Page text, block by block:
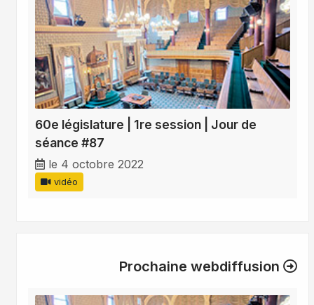
60e législature | 1re session | Jour de
séance #87
le 4 octobre 2022
vidéo
Prochaine webdiffusion